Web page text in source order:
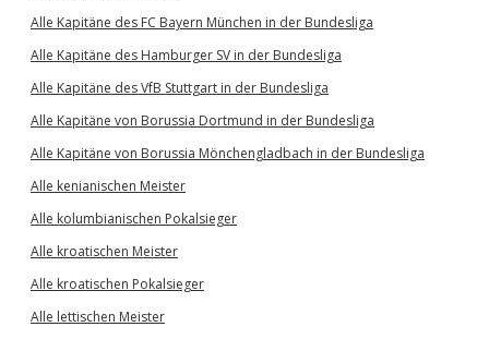
Alle Kapitäne des FC Bayern München in der Bundesliga
Alle Kapitäne des Hamburger SV in der Bundesliga
Alle Kapitäne des VfB Stuttgart in der Bundesliga
Alle Kapitäne von Borussia Dortmund in der Bundesliga
Alle Kapitäne von Borussia Mönchengladbach in der Bundesliga
Alle kenianischen Meister
Alle kolumbianischen Pokalsieger
Alle kroatischen Meister
Alle kroatischen Pokalsieger
Alle lettischen Meister